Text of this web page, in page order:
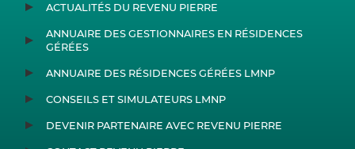
ACTUALITÉS DU REVENU PIERRE
ANNUAIRE DES GESTIONNAIRES EN RÉSIDENCES
GÉRÉES
ANNUAIRE DES RÉSIDENCES GÉRÉES LMNP
CONSEILS ET SIMULATEURS LMNP
DEVENIR PARTENAIRE AVEC REVENU PIERRE